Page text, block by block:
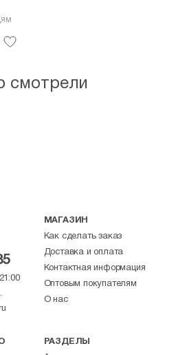
смотрели
МАГАЗИН
Как сделать заказ
Доставка и оплата
Контактная информация
Оптовым покупателям
О нас
РАЗДЕЛЫ